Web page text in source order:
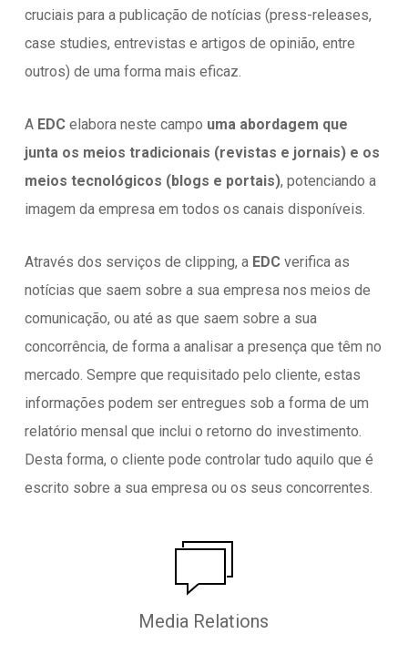
cruciais para a publicação de notícias (press-releases,
case studies, entrevistas e artigos de opinião, entre
outros) de uma forma mais eficaz.
A EDC elabora neste campo uma abordagem que
junta os meios tradicionais (revistas e jornais) e os
meios tecnológicos (blogs e portais), potenciando a
imagem da empresa em todos os canais disponíveis.
Através dos serviços de clipping, a EDC verifica as
notícias que saem sobre a sua empresa nos meios de
comunicação, ou até as que saem sobre a sua
concorrência, de forma a analisar a presença que têm no
mercado. Sempre que requisitado pelo cliente, estas
informações podem ser entregues sob a forma de um
relatório mensal que inclui o retorno do investimento.
Desta forma, o cliente pode controlar tudo aquilo que é
escrito sobre a sua empresa ou os seus concorrentes.
Media Relations